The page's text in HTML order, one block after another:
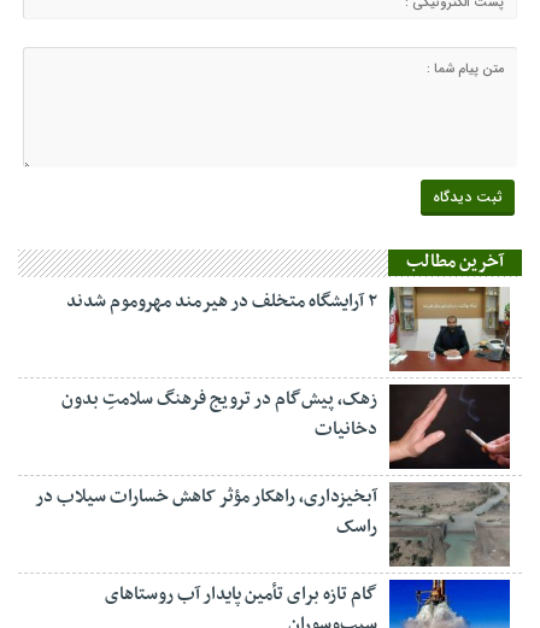
آخرین مطالب
۲ آرایشگاه متخلف در هیرمند مهروموم شدند
زهک، پیش‌گام در ترویج فرهنگ سلامتِ بدون
دخانیات
آبخیزداری، راهکار مؤثر کاهش خسارات سیلاب در
راسک
گام تازه برای تأمین پایدار آب روستاهای